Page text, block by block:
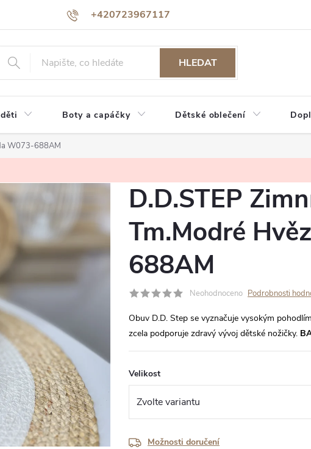
+420723967117
Jak nakupovat Reklamace a vrácení zboží
HLEDAT
Boty a capáčky Dětské oblečení
W073-688AM
D.D.STEP
Tm.Modré
688AM
Neohodnoceno Podrobnosti
Obuv D.D. Step se vyznačuje vysokým
zcela podporuje zdravý vývoj dětské nožičky.
Velikost
Možnosti doručení